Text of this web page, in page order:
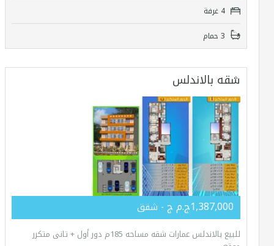
4 غرفة
3 حمام
شقه بالاندلس
1,387,000ج.م ج - شقق
للبيع بالاندلس عمارات شقه مساحه 185م دور أول + تانى متكرر